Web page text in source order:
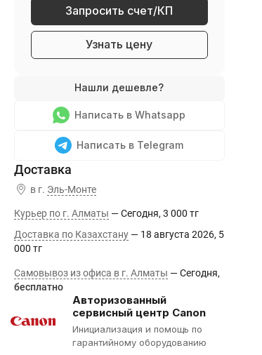
Запросить счет/КП
Узнать цену
Написать в Whatsapp
Написать в Telegram
в г. Эль-Монте
Курьер по г. Алматы Сегодня 3 000 тг
Доставка по Казахстану
18 августа 2026 5
000 тг
Самовывоз из офиса в г. Алматы
Сегодня
Бесплатно
Авторизованный
сервисный центр Canon
Инициализация и помощь по
гарантийному оборудованию